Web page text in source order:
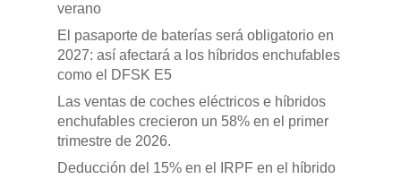
verano
El pasaporte de baterías será obligatorio en
2027: así afectará a los híbridos enchufables
como el DFSK E5
Las ventas de coches eléctricos e híbridos
enchufables crecieron un 58% en el primer
trimestre de 2026.
Deducción del 15% en el IRPF en el híbrido